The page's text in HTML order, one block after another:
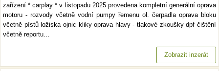
zařízení * carplay * v listopadu 2025 provedena kompletní generální oprava
motoru - rozvody včetně vodní pumpy řemenu ol. čerpadla oprava bloku
včetně pístů ložiska ojnic kliky oprava hlavy - tlakové zkoušky dpf čištění
včetně reportu…
Zobrazit inzerát